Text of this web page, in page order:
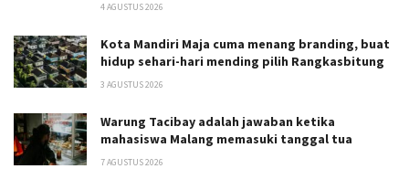
4 AGUSTUS 2026
Kota Mandiri Maja cuma menang branding, buat
hidup sehari-hari mending pilih Rangkasbitung
3 AGUSTUS 2026
Warung Tacibay adalah jawaban ketika
mahasiswa Malang memasuki tanggal tua
7 AGUSTUS 2026